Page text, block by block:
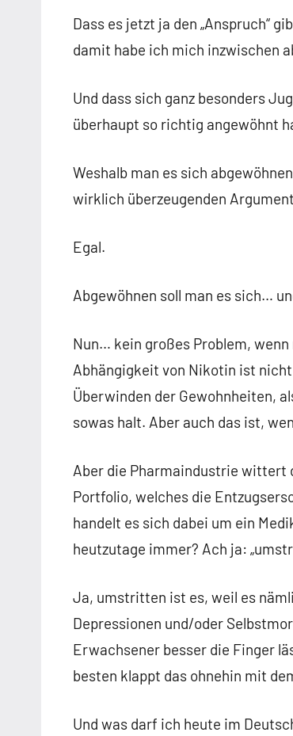
Dass es jetzt ja den „Anspruch“
damit habe ich mich inzwischen
Und dass sich ganz besonders
überhaupt so richtig angewöhnt
Weshalb man es sich
wirklich überzeugenden
Egal.
Abgewöhnen soll man es sich…
Nun… kein großes Problem,
Abhängigkeit von Nikotin ist
Überwinden der Gewohnheiten,
sowas halt. Aber auch das ist,
Aber die Pharmaindustrie wittert
Portfolio, welches die
handelt es sich dabei um ein
heutzutage immer? Ach ja:
Ja, umstritten ist es, weil es
Depressionen und/oder
Erwachsener besser die Finger
besten klappt das ohnehin mit
Und was darf ich heute im